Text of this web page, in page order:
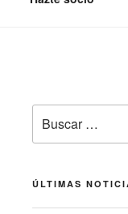
por:
ÚLTIMAS